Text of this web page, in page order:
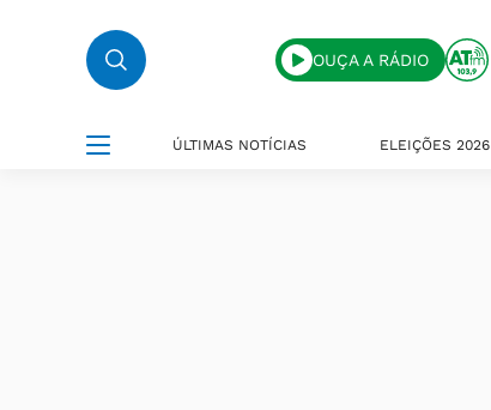
OUÇA A RÁDIO
ÚLTIMAS NOTÍCIAS ELEIÇÕES 2026